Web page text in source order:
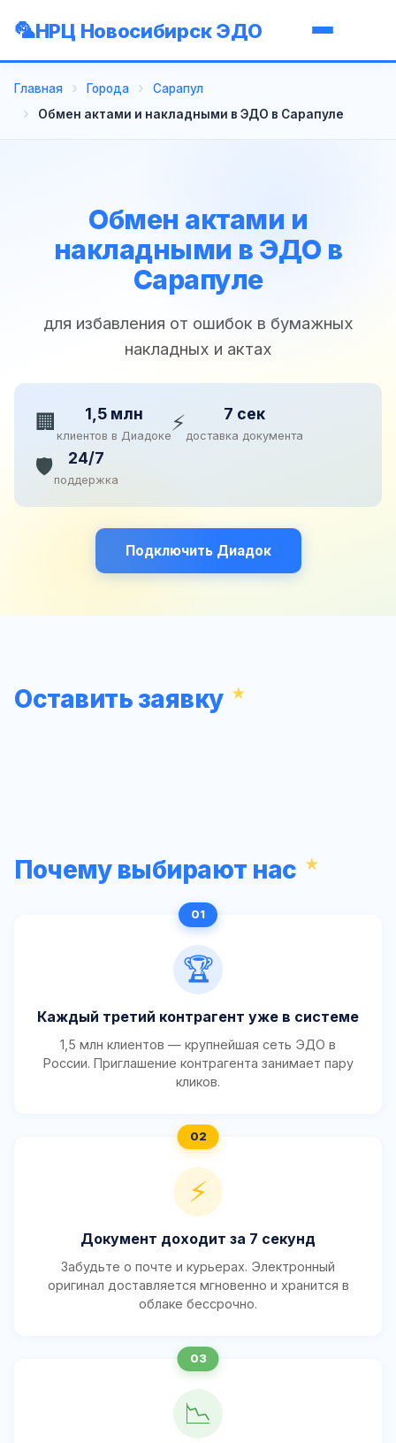
НРЦ Новосибирск ЭДО
Главная Города
Сарапул
Обмен актами и накладными в ЭДО в Сарапуле
Обмен актами и
накладными в ЭДО в
Сарапуле
для избавления от ошибок в бумажных
накладных и актах
🏢 1,5 млн
клиентов в Диадоке⚡ 7 сек
доставка документа
🛡️ 24/7
поддержка
Подключить Диадок
Оставить заявку
Почему выбирают нас
🏆
Каждый третий контрагент уже в системе
1,5 млн клиентов — крупнейшая сеть ЭДО в
России. Приглашение контрагента занимает пару
кликов.
⚡
Документ доходит за 7 секунд
Забудьте о почте и курьерах. Электронный
оригинал доставляется мгновенно и хранится в
облаке бессрочно.
📉